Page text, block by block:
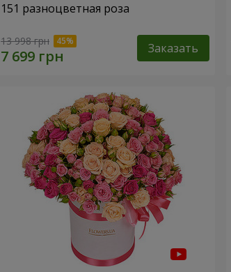
151 разноцветная роза
13 998 грн Заказать